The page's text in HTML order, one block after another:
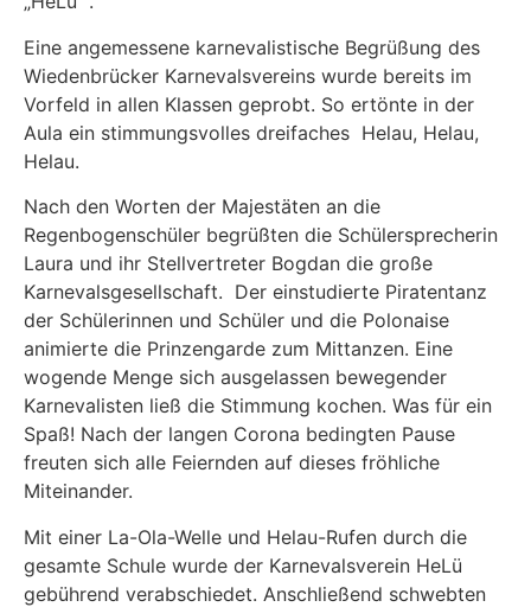
Eine angemessene karnevalistische Begrüßung des
Wiedenbrücker Karnevalsvereins wurde bereits im
Vorfeld in allen Klassen geprobt. So ertönte in der
Aula ein stimmungsvolles dreifaches Helau, Helau,
Helau.
Nach den Worten der Majestäten an die
Regenbogenschüler begrüßten die Schülersprecherin
Laura und ihr Stellvertreter Bogdan die große
Karnevalsgesellschaft. Der einstudierte Piratentanz
der Schülerinnen und Schüler und die Polonaise
animierte die Prinzengarde zum Mittanzen. Eine
wogende Menge sich ausgelassen bewegender
Karnevalisten ließ die Stimmung kochen. Was für ein
Spaß! Nach der langen Corona bedingten Pause
freuten sich alle Feiernden auf dieses fröhliche
Miteinander.
Mit einer La-Ola-Welle und Helau-Rufen durch die
gesamte Schule wurde der Karnevalsverein HeLü
gebührend verabschiedet. Anschließend schwebten